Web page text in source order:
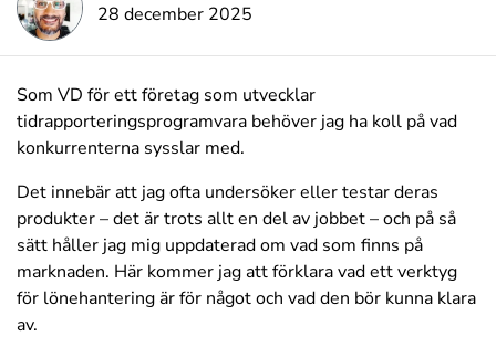
28 december 2025
Som VD för ett företag som utvecklar
tidrapporteringsprogramvara behöver jag ha koll på vad
konkurrenterna sysslar med.
Det innebär att jag ofta undersöker eller testar deras
produkter – det är trots allt en del av jobbet – och på så
sätt håller jag mig uppdaterad om vad som finns på
marknaden. Här kommer jag att förklara vad ett verktyg
för lönehantering är för något och vad den bör kunna klara
av.